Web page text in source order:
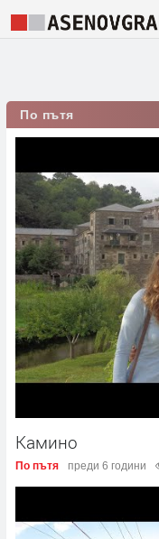
По пътя
Камино
По пътя преди 6 години